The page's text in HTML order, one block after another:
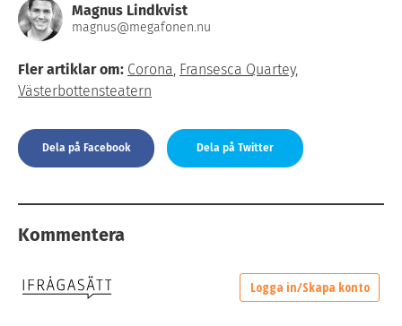
Magnus Lindkvist
magnus@megafonen.nu
Fler artiklar om: Corona, Fransesca Quartey,
Västerbottensteatern
Dela på Facebook Dela på Twitter
Kommentera